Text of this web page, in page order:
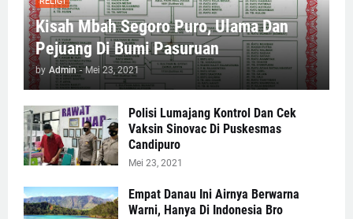
Kisah Mbah Segoro Puro, Ulama Dan
Pejuang Di Bumi Pasuruan
by Admin - Mei 23, 2021
Polisi Lumajang Kontrol Dan Cek
Vaksin Sinovac Di Puskesmas
Candipuro
Mei 23, 2021
Empat Danau Ini Airnya Berwarna
Warni, Hanya Di Indonesia Bro